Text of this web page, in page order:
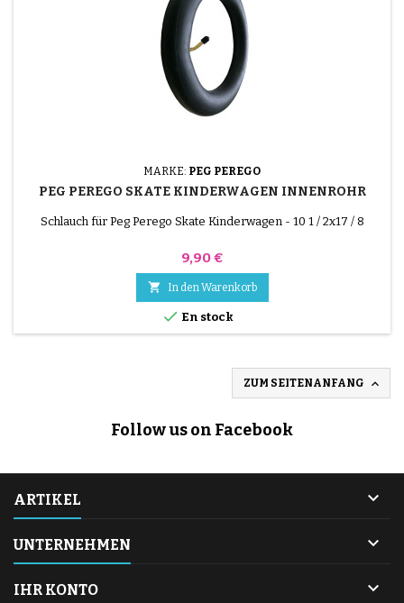
MARKE: PEG PEREGO
PEG PEREGO SKATE KINDERWAGEN INNENROHR
Schlauch für Peg Perego Skate Kinderwagen - 10 1 / 2x17 / 8
Preis
9,90 €
 In den Warenkorb
 En stock
ZUM SEITENANFANG 
Follow us on Facebook
ARTIKEL 
UNTERNEHMEN 
IHR KONTO 